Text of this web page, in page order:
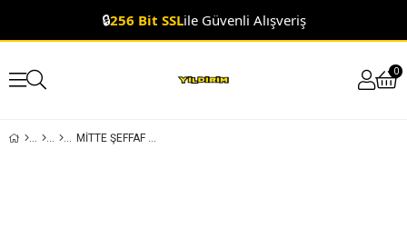
🔒256 Bit SSLile Güvenli Alışveriş
0
MITTE ŞEFFAF KALEMLIK BÖLMELI MOR & AÇIK YEŞIL